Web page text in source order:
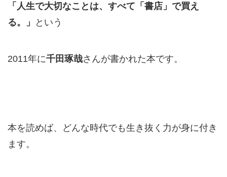
「人生で大切なことは、すべて「書店」で買え
る。」
という
2011年に千田琢哉さんが書かれた本です。
本を読めば、
どんな時代でも生き抜く力が身に付き
ます。